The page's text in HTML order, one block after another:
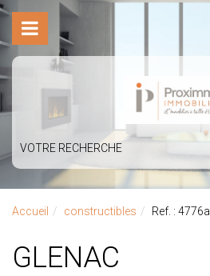
VOTRE RECHERCHE
Accueil constructibles Ref. : 4776a
GLENAC